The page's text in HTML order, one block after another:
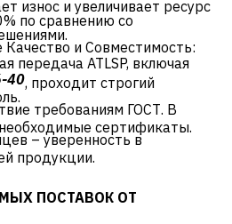
износ и увеличивает ресурс
по сравнению со
Качество и Совместимость:
передача ATLSP, включая
40 , проходит строгий
требованиям ГОСТ. В
сертификаты.
– уверенность в
продукции.
ПОСТАВОК ОТ